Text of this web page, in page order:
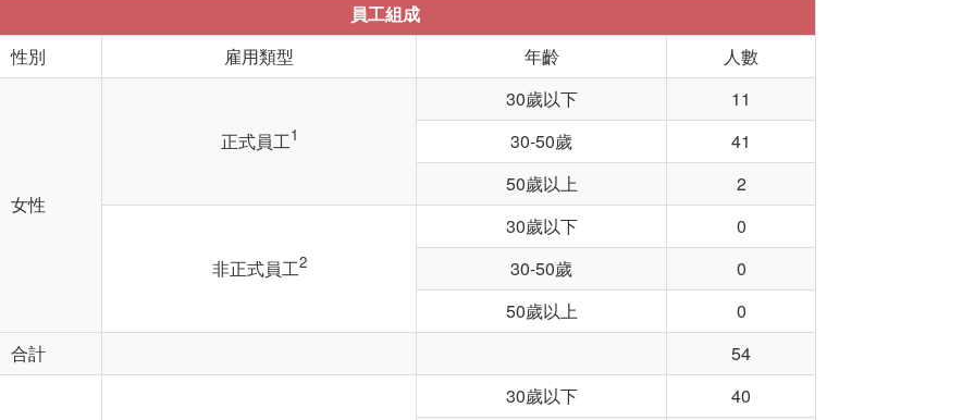
員工組成
性別
雇用類型 年齡 人數
女性
正式員工1
30歲以下
11
30-50歲
41
50歲以上
2
非正式員工2
30歲以下
0
30-50歲
0
50歲以上
0
合計
54
30歲以下
40